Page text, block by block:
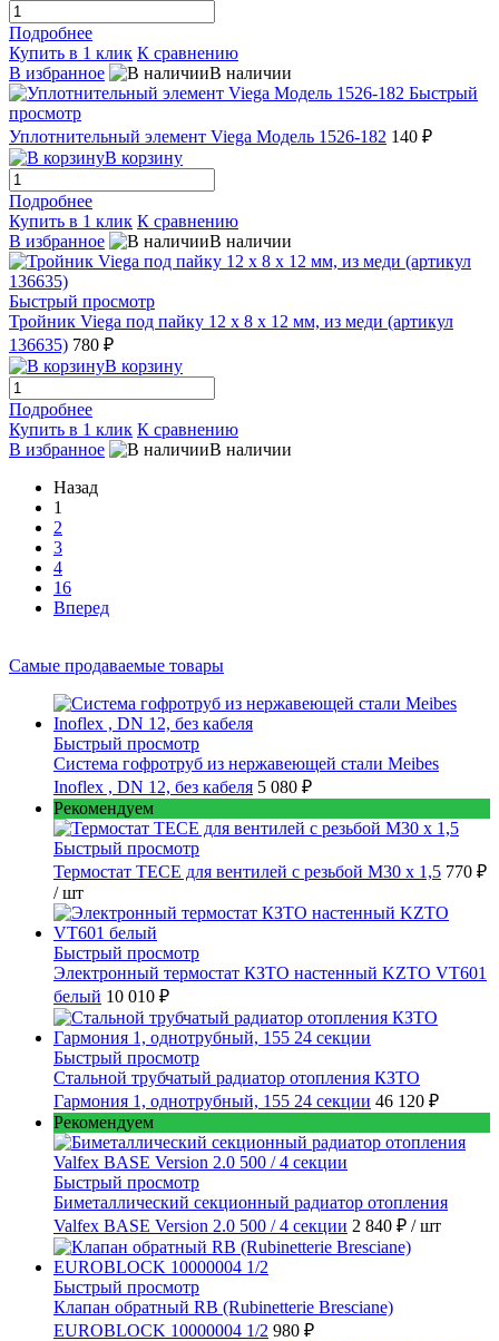
Подробнее
Купить в 1 клик К сравнению
В избранное
В наличии
Быстрый
просмотр
Уплотнительный элемент Viega Модель 1526-182 140 ₽
В корзину
Подробнее
Купить в 1 клик К сравнению
В избранное
В наличии
Быстрый просмотр
Тройник Viega под пайку 12 x 8 x 12 мм, из меди (артикул
136635) 780 ₽
В корзину
Подробнее
Купить в 1 клик К сравнению
В избранное
В наличии
Назад
1
2
3
4
16
Вперед
Самые продаваемые товары
Быстрый просмотр
Cистема гофротруб из нержавеющей стали Meibes
Inoflex , DN 12, без кабеля 5 080 ₽
Рекомендуем
Быстрый просмотр
Термостат TECE для вентилей с резьбой М30 х 1,5 770 ₽
/ шт
Быстрый просмотр
Электронный термостат КЗТО настенный KZTO VT601
белый 10 010 ₽
Быстрый просмотр
Стальной трубчатый радиатор отопления КЗТО
Гармония 1, однотрубный, 155 24 секции 46 120 ₽
Рекомендуем
Быстрый просмотр
Биметаллический секционный радиатор отопления
Valfex BASE Version 2.0 500 / 4 секции 2 840 ₽ / шт
Быстрый просмотр
Клапан обратный RB (Rubinetterie Bresciane)
EUROBLOCK 10000004 1/2 980 ₽